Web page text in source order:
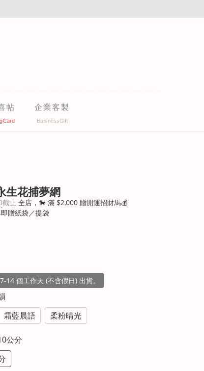
帖 企業客製
生花捕夢網
截止 全店，🐎 滿 $2,000 贈開運招財馬💰
贈紙袋／提袋
14 個工作天 (不含假日) 出貨。
霜藍晨語 柔粉晴光
公分